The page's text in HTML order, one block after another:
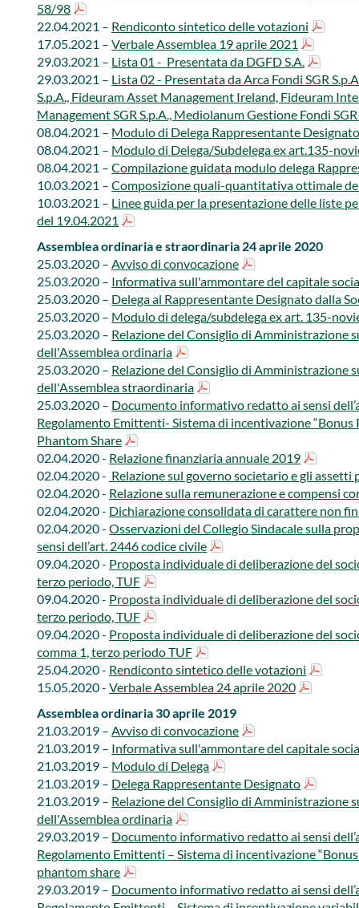
58/98​
​22.04.2021 –​​ Rendiconto sintetico delle votazioni
17.05.2021 –​​Verbale Assemblea 19 aprile 2021
29.03.2021 – Lista 01 - Presentata da DGFD S.A.
29.03.2021 – Lista 02 - Presentata da Arca Fondi SGR
S.p.A., Fideuram Asset Management Ireland, Fideuram
Management SGR S.p.A., Mediolanum Gestione Fondi SGR
08.04.2021 – ​ Modulo di Delega Rappresentante
08.04.2021 – ​​​ Modulo di Delega/Subdelega ex art.135-
08​.04.2021 –Compilazione guidata modulo delega
10.03.2021 –Composizione quali-quantitativa ottimale
10.03.2021 – Linee guida per la presentazione delle liste
del 19.04.2021
Assemblea ordinaria e straordinaria 24 aprile 2020​
​25.03.2020 –Avviso di convocazione
25.03.2020 – ​ Informativa sull'ammontare del capitale
25.03.2020 – Delega al Rappresentante Designato dalla
25.03.2020 –​ Modulo di delega/subdelega ex art. 135-
25.03.2020 – Relazione del Consiglio di Amministrazione
dell'Assemblea ordinaria
25.03.2020 – Relazione del Consiglio di Amministrazione
dell'Assemblea straordinaria
25.03.2020 –​ Documento informativo redatto ai sensi
Regolamento Emittenti- Sistema di incentivazione “Bonus
Phantom Share
02.04.2020 - Relazione finanziaria annuale 2019​
02.04.2020 - ​​​ Relazione sul governo societario e gli
02.04.2020 - Relazione sulla remunerazione e compensi
02.04.2020 - ​​ Dichiarazione consolidata di carattere non
02.04.2020 - ​Osservazioni del Collegio Sindacale sulla
sensi dell’art. 2446 codice civile
​09.04.2020 - Proposta individuale di deliberazione del
terzo periodo, TUF
09.04.2020 -​ Proposta individuale di deliberazione del
terzo periodo, TUF
09.04.2020 -​ Proposta individuale di deliberazione del
comma 1, terzo periodo TUF
25​.04.2020 -​ Rendiconto sintetico delle votazioni
15.05.2020 -​​Verbale Assemblea 24 aprile 2020
Assemblea ordinaria 30 aprile 2019​
​​21.03.2019 –Avviso di convocazione
21.03.2019 –​ Informativa sull'ammontare del capitale
21.03.2019 –​ Modulo di Delega
21.03.2019 –​ Delega Rappresentante Designato
21.03.2019 –​​​​ Relazione del Consiglio di Amministrazione
dell'Assemblea ordinaria
29.03.2019 – Documento informativo redatto ai sensi
Regolamento Emittenti – Sistema di incentivazione
phantom share
29.03.2019 – Documento informativo redatto ai sensi